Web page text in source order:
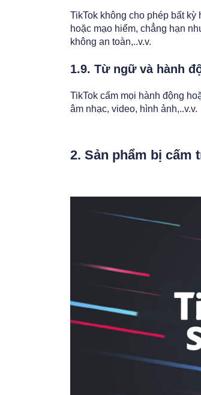
TikTok không cho phép bất
hoặc mạo hiểm, chẳng hạn
không an toàn,..v.v.
1.9. Từ ngữ và hành
TikTok cấm mọi hành động
âm nhạc, video, hình ảnh,..v.v.
2. Sản phẩm bị cấm